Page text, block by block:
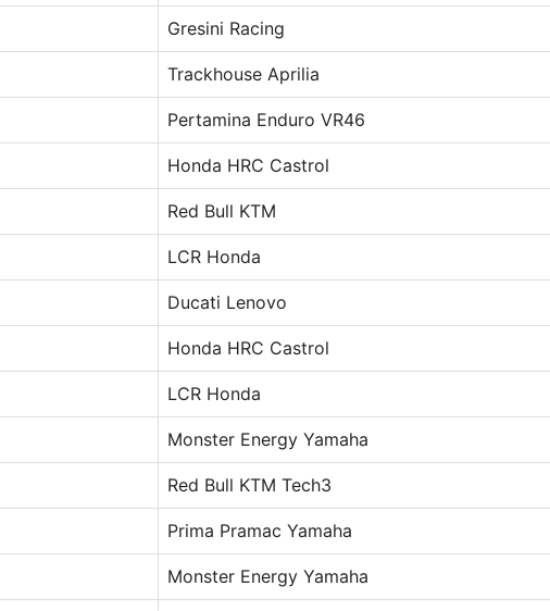
Gresini Racing
Trackhouse Aprilia
Pertamina Enduro VR46
Honda HRC Castrol
Red Bull KTM
LCR Honda
Ducati Lenovo
Honda HRC Castrol
LCR Honda
Monster Energy Yamaha
Red Bull KTM Tech3
Prima Pramac Yamaha
Monster Energy Yamaha